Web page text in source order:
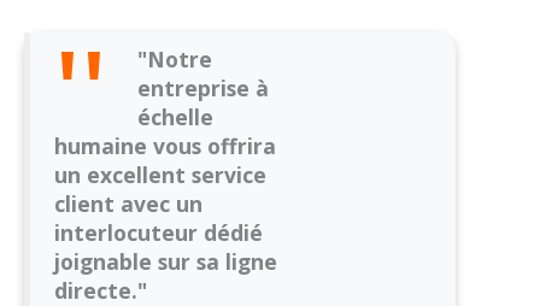
"Notre
entreprise à
échelle
humaine vous offrira
un excellent service
client avec un
interlocuteur dédié
joignable sur sa ligne
directe."